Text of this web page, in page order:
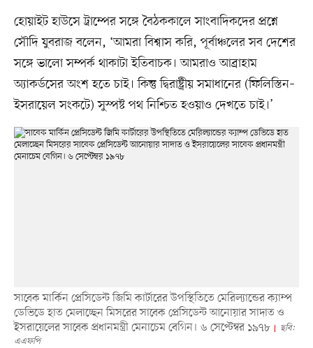
হোয়াইট হাউসে ট্রাম্পের সঙ্গে বৈঠককালে সাংবাদিকদের প্রশ্নে
সৌদি যুবরাজ বলেন, ‘আমরা বিশ্বাস করি, পূর্বাঞ্চলের সব দেশের
সঙ্গে ভালো সম্পর্ক থাকাটা ইতিবাচক। আমরাও আব্রাহাম
অ্যাকর্ডসের অংশ হতে চাই। কিন্তু দ্বিরাষ্ট্রীয় সমাধানের (ফিলিস্তিন–
ইসরায়েল সংকটে) সুস্পষ্ট পথ নিশ্চিত হওয়াও দেখতে চাই।’
সাবেক মার্কিন প্রেসিডেন্ট জিমি কার্টারের উপস্থিতিতে মেরিল্যান্ডের ক্যাম্প
ডেভিডে হাত মেলাচ্ছেন মিসরের সাবেক প্রেসিডেন্ট আনোয়ার সাদাত ও
ইসরায়েলের সাবেক প্রধানমন্ত্রী মেনাচেম বেগিন। ৬ সেপ্টেম্বর ১৯৭৮
ছবি:
এএফপি